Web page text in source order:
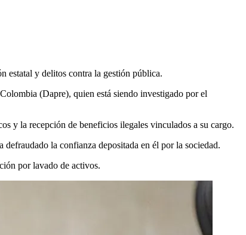
estatal y delitos contra la gestión pública.
(Dapre), quien está siendo investigado por el
y la recepción de beneficios ilegales vinculados a su cargo.
la confianza depositada en él por la sociedad.
por lavado de activos.